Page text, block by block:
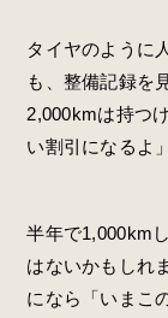
タイヤのように
も、整備記録を
2,000kmは持つ
い割引になるよ
半年で1,000km
はないかもしれ
になら「いまこ